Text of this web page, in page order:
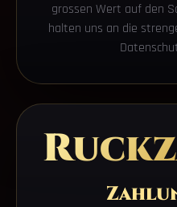
grossen Wert auf den
halten uns an die